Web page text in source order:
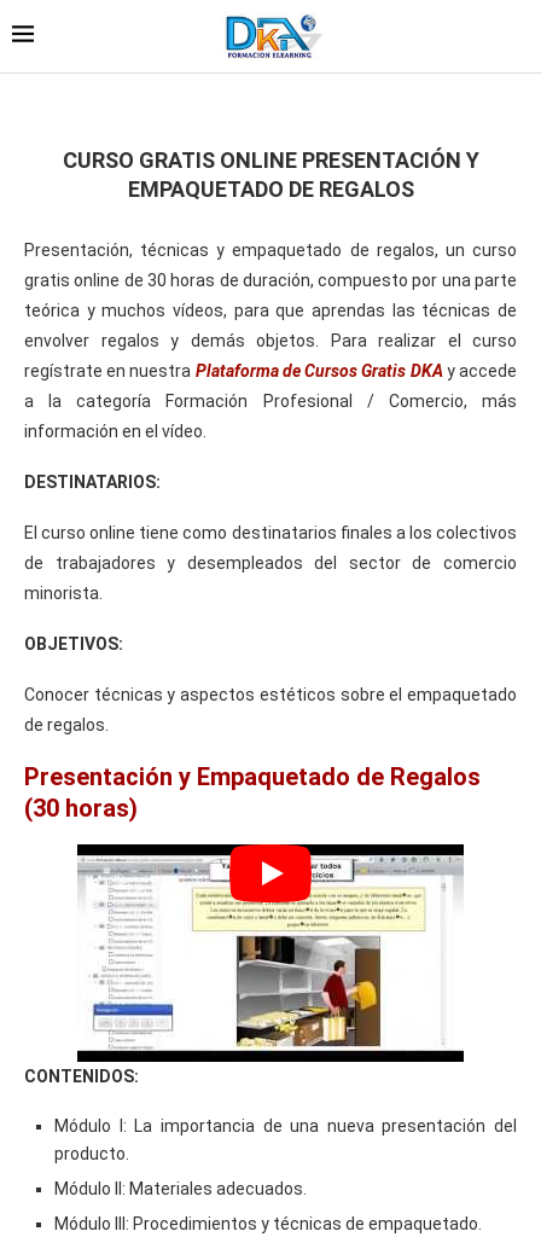
CURSO GRATIS ONLINE PRESENTACIÓN Y
EMPAQUETADO DE REGALOS
Presentación, técnicas y empaquetado de regalos, un curso
gratis online de 30 horas de duración, compuesto por una parte
teórica y muchos vídeos, para que aprendas las técnicas de
envolver regalos y demás objetos. Para realizar el curso
regístrate en nuestra Plataforma de Cursos Gratis DKAy accede
a la categoría Formación Profesional / Comercio, más
información en el vídeo.
DESTINATARIOS:
El curso online tiene como destinatarios finales a los colectivos
de trabajadores y desempleados del sector de comercio
minorista.
OBJETIVOS:
Conocer técnicas y aspectos estéticos sobre el empaquetado
de regalos.
Presentación y Empaquetado de Regalos
(30 horas)
CONTENIDOS:
Módulo I: La importancia de una nueva presentación del
producto.
Módulo II: Materiales adecuados.
Módulo III: Procedimientos y técnicas de empaquetado.